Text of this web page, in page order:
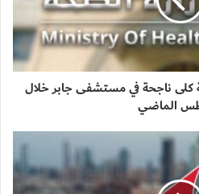
عملية زراعة كلى ناجحة في مستشفى جابر خلال
الماضي